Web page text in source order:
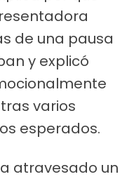
de una pausa
y explicó
varios
esperados.
atravesado un